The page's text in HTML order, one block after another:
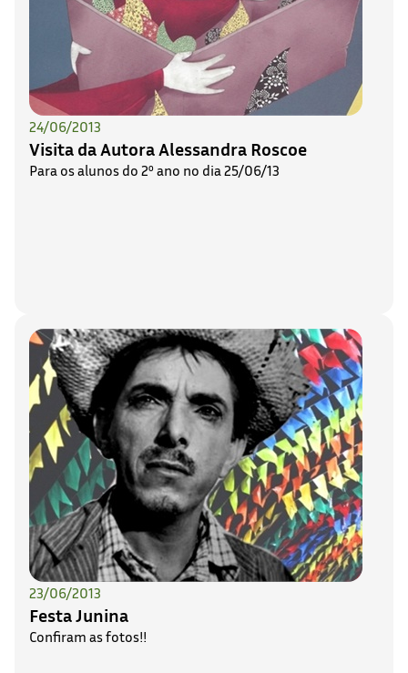
24/06/2013
Visita da Autora Alessandra Roscoe
Para os alunos do 2º ano no dia 25/06/13
23/06/2013
Festa Junina
Confiram as fotos!!